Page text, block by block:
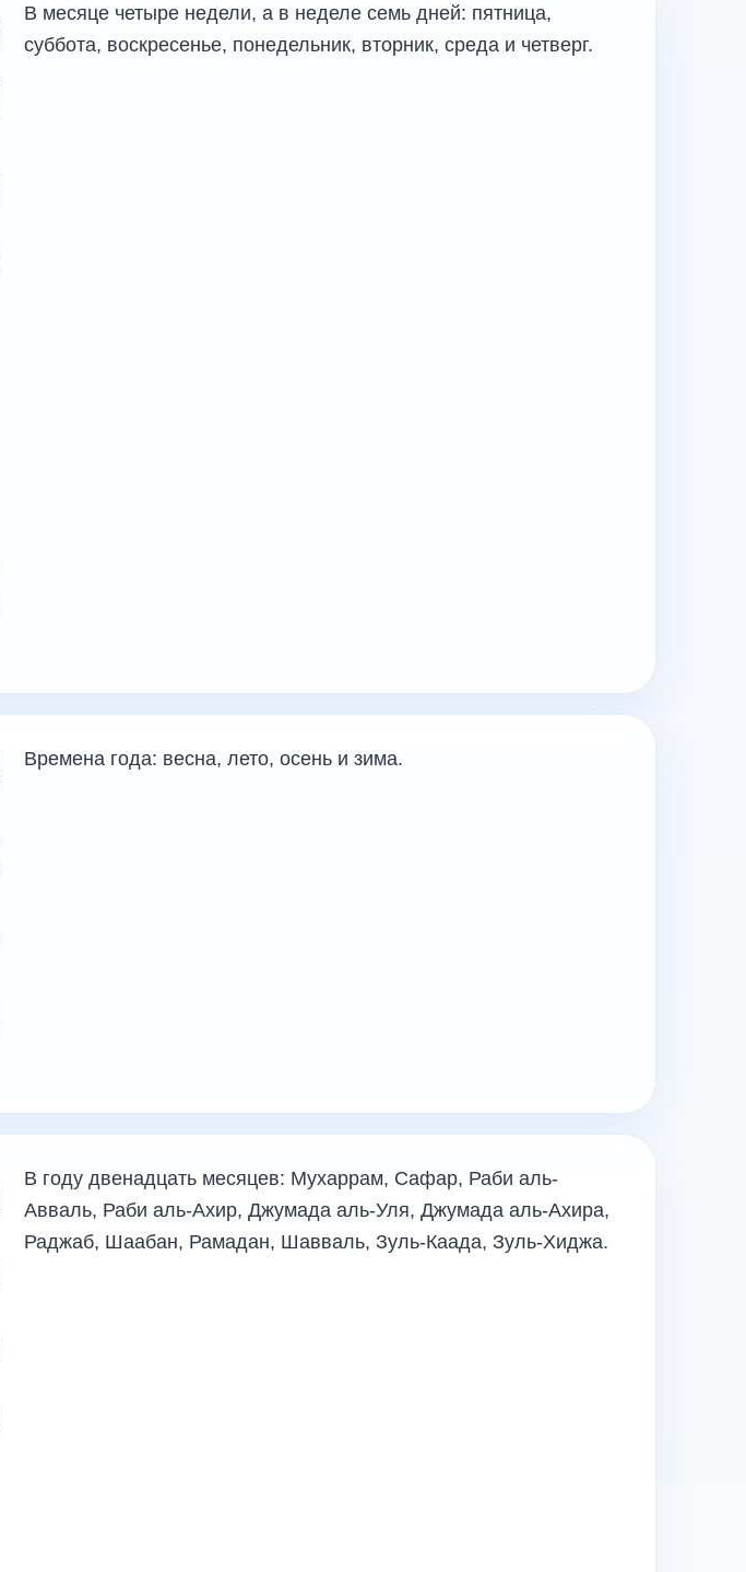
В месяце четыре недели, а в неделе семь дней: пятница,
суббота, воскресенье, понедельник, вторник, среда и четверг.
Времена года: весна, лето, осень и зима.
В году двенадцать месяцев: Мухаррам, Сафар, Раби аль-
Авваль, Раби аль-Ахир, Джумада аль-Уля, Джумада аль-Ахира,
Раджаб, Шаабан, Рамадан, Шавваль, Зуль-Каада, Зуль-Хиджа.